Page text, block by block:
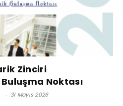
Zinciri
Noktası
- 31 Mayıs 2026